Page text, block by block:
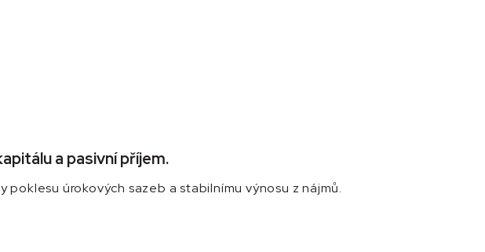
a pasivní příjem.
úrokových sazeb a stabilnímu výnosu z nájmů.